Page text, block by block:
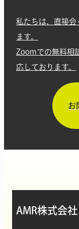
私たちは、直接会
ます。
Zoomでの無料相
応しております。
お
AMR株式会社